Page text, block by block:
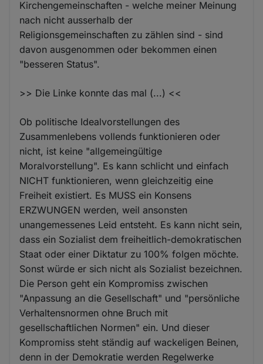
Kirchengemeinschaften - welche meiner Meinung
nach nicht ausserhalb der
Religionsgemeinschaften zu zählen sind - sind
davon ausgenommen oder bekommen einen
"besseren Status".
>> Die Linke konnte das mal (...) <<
Ob politische Idealvorstellungen des
Zusammenlebens vollends funktionieren oder
nicht, ist keine "allgemeingültige
Moralvorstellung". Es kann schlicht und einfach
NICHT funktionieren, wenn gleichzeitig eine
Freiheit existiert. Es MUSS ein Konsens
ERZWUNGEN werden, weil ansonsten
unangemessenes Leid entsteht. Es kann nicht sein,
dass ein Sozialist dem freiheitlich-demokratischen
Staat oder einer Diktatur zu 100% folgen möchte.
Sonst würde er sich nicht als Sozialist bezeichnen.
Die Person geht ein Kompromiss zwischen
"Anpassung an die Gesellschaft" und "persönliche
Verhaltensnormen ohne Bruch mit
gesellschaftlichen Normen" ein. Und dieser
Kompromiss steht ständig auf wackeligen Beinen,
denn in der Demokratie werden Regelwerke